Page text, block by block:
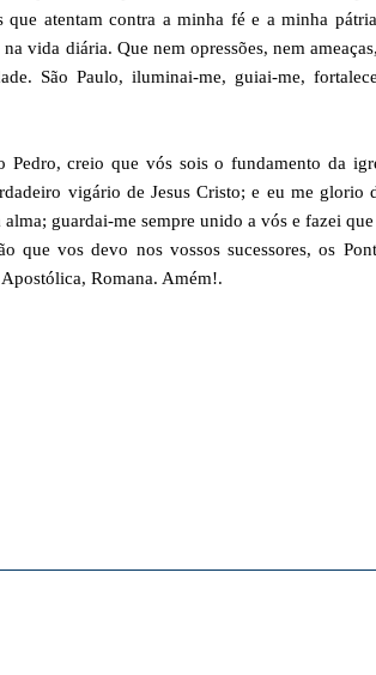
atentam contra a minha fé e a minha
vida diária. Que nem opressões, nem
São Paulo, iluminai-me, guiai-me,
Pedro, creio que vós sois o fundamento da
vigário de Jesus Cristo; e eu me glorio
guardai-me sempre unido a vós e fazei que
que vos devo nos vossos sucessores, os
Romana. Amém!.